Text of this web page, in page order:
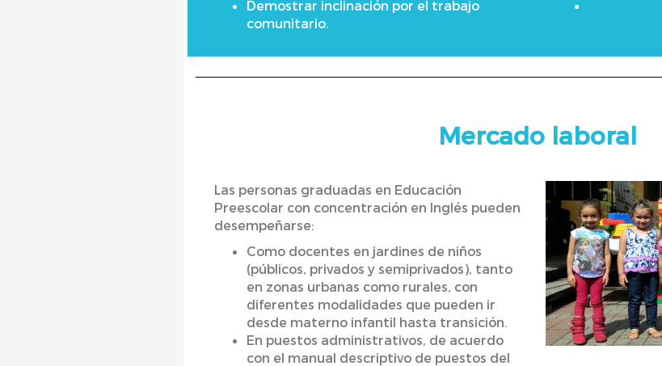
Demostrar inclinación por el trabajo
comunitario.
Mercado laboral
Las personas graduadas en Educación
Preescolar con concentración en Inglés pueden
desempeñarse:
Como docentes en jardines de niños
(públicos, privados y semiprivados), tanto
en zonas urbanas como rurales, con
diferentes modalidades que pueden ir
desde materno infantil hasta transición.
En puestos administrativos, de acuerdo
con el manual descriptivo de puestos del